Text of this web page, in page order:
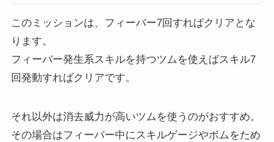
に該当するキャラクター(対象ツ...
このミッションは、フィーバー7回すればクリアとな
ります。
フィーバー発生系スキルを持つツムを使えばスキル7
回発動すればクリアです。
それ以外は消去威力が高いツムを使うのがおすすめ。
その場合はフィーバー中にスキルゲージやボムをため